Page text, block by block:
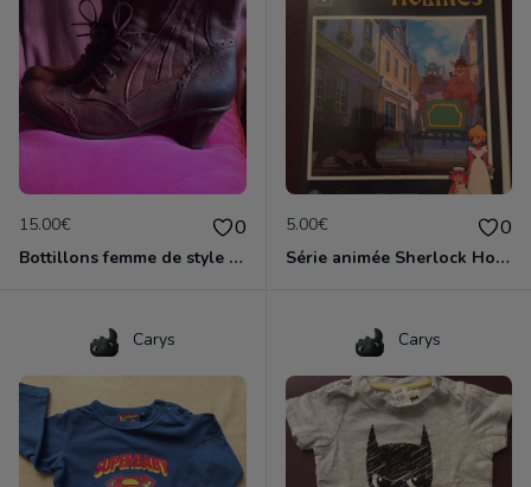
15.00€ 0
Bottillons femme de style victorien
5.00€ 0
Série animée Sherlock Holmes vol.1 ( 6 épisodes)
Carys Carys